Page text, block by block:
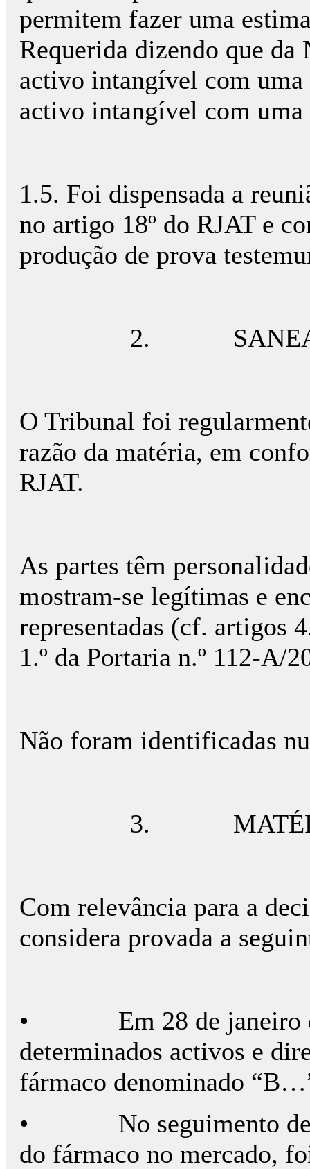
permitem fazer uma
Requerida dizendo que
activo intangível com
activo intangível com
1.5. Foi dispensada a
no artigo 18º do RJAT e
produção de prova
2.
O Tribunal foi
razão da matéria, em
RJAT.
As partes têm
mostram-se legítimas e
representadas (cf. artigos
1.º da Portaria n.º 112-A/
Não foram identificadas
3. MATÉRIA
Com relevância para a
considera provada a
• Em 28 de janeiro de
determinados activos e
fármaco denominado
• No seguimento
do fármaco no mercado,